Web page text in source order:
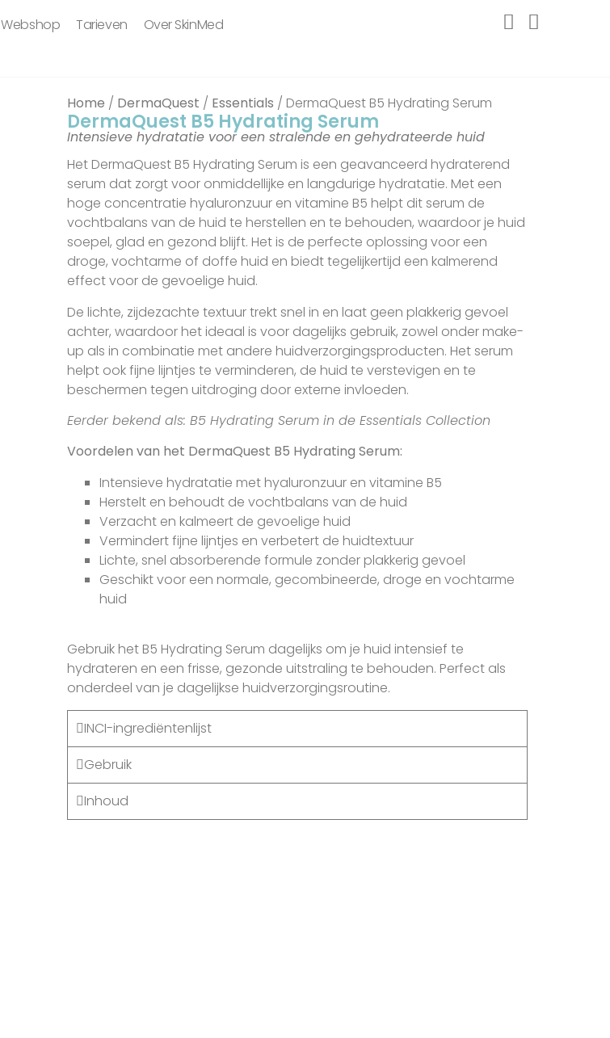
Webshop Tarieven
Over SkinMed
Home / DermaQuest / Essentials / DermaQuest B5 Hydrating Serum
DermaQuest B5 Hydrating Serum
Intensieve hydratatie voor een stralende en gehydrateerde huid
Het DermaQuest B5 Hydrating Serum is een geavanceerd hydraterend
serum dat zorgt voor onmiddellijke en langdurige hydratatie. Met een
hoge concentratie hyaluronzuur en vitamine B5 helpt dit serum de
vochtbalans van de huid te herstellen en te behouden, waardoor je huid
soepel, glad en gezond blijft. Het is de perfecte oplossing voor een
droge, vochtarme of doffe huid en biedt tegelijkertijd een kalmerend
effect voor de gevoelige huid.
De lichte, zijdezachte textuur trekt snel in en laat geen plakkerig gevoel
achter, waardoor het ideaal is voor dagelijks gebruik, zowel onder make-
up als in combinatie met andere huidverzorgingsproducten. Het serum
helpt ook fijne lijntjes te verminderen, de huid te verstevigen en te
beschermen tegen uitdroging door externe invloeden.
Eerder bekend als: B5 Hydrating Serum in de Essentials Collection
Voordelen van het DermaQuest B5 Hydrating Serum:
Intensieve hydratatie met hyaluronzuur en vitamine B5
Herstelt en behoudt de vochtbalans van de huid
Verzacht en kalmeert de gevoelige huid
Vermindert fijne lijntjes en verbetert de huidtextuur
Lichte, snel absorberende formule zonder plakkerig gevoel
Geschikt voor een normale, gecombineerde, droge en vochtarme
huid
Gebruik het B5 Hydrating Serum dagelijks om je huid intensief te
hydrateren en een frisse, gezonde uitstraling te behouden. Perfect als
onderdeel van je dagelijkse huidverzorgingsroutine.
INCI-ingrediëntenlijst
Gebruik
Inhoud